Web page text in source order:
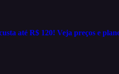
até R$ 120! Veja preços e